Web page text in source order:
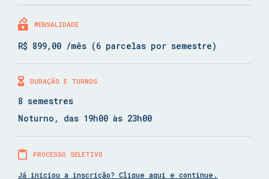
MENSALIDADE
R$ 899,00 /mês (6 parcelas por semestre)
DURAÇÃO E TURNOS
8 semestres
Noturno, das 19h00 às 23h00
PROCESSO SELETIVO
Já iniciou a inscrição? Clique aqui e continue.